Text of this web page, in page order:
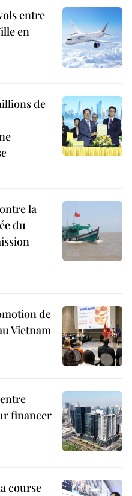
entre
en
de
la
du
de
Vietnam
financer
course